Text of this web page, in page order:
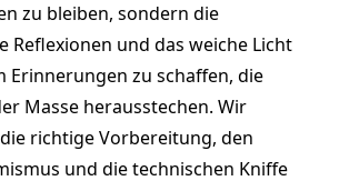
zu bleiben, sondern die
Reflexionen und das weiche Licht
Erinnerungen zu schaffen, die
Masse herausstechen. Wir
richtige Vorbereitung, den
und die technischen Kniffe